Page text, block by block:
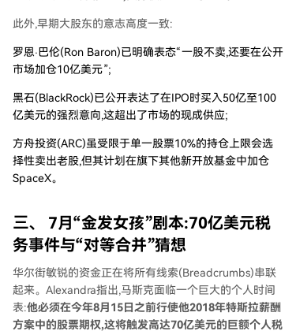
此外,早期大股东的意志高度一致:
罗恩·巴伦(Ron Baron)已明确表态“一股不卖,还要在公开
市场加仓10亿美元”;
黑石(BlackRock)已公开表达了在IPO时买入50亿至100
亿美元的强烈意向,这超出了市场的现成供应;
方舟投资(ARC)虽受限于单一股票10%的持仓上限会选
择性卖出老股,但其计划在旗下其他新开放基金中加仓
SpaceX。
三、 7月“金发女孩”剧本:70亿美元税
务事件与“对等合并”猜想
华尔街敏锐的资金正在将所有线索(Breadcrumbs)串联
起来。Alexandra指出,马斯克面临一个巨大的个人时间
表:他必须在今年8月15日之前行使他2018年特斯拉薪酬
方案中的股票期权,这将触发高达70亿美元的巨额个人税